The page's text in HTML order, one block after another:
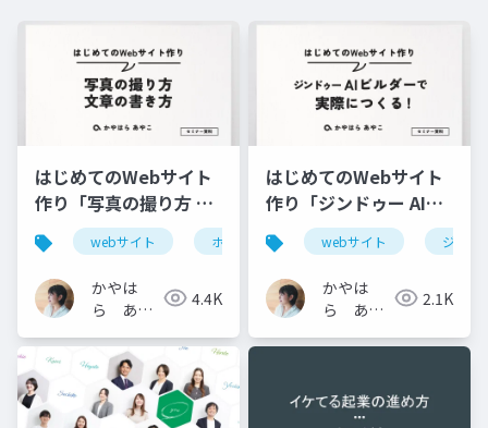
はじめてのWebサイト
作り「写真の撮り方 文
章の書き方」
webサイト ホームページ セミナー
かやは
ら あや
4.4K
はじめてのWebサイト
作り「ジンドゥー AIビ
ルダーで実際につく
る！」
webサイト ジンド
かやは
ら あや
2.1K